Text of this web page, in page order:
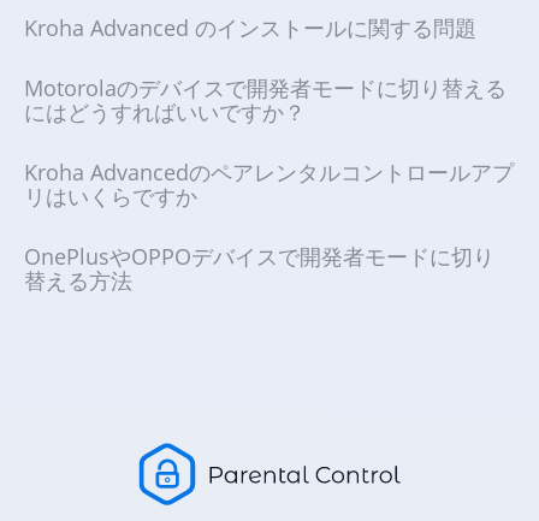
Kroha Advanced のインストールに関する問題
Motorolaのデバイスで開発者モードに切り替える
にはどうすればいいですか？
Kroha Advancedのペアレンタルコントロールアプ
リはいくらですか
OnePlusやOPPOデバイスで開発者モードに切り
替える方法